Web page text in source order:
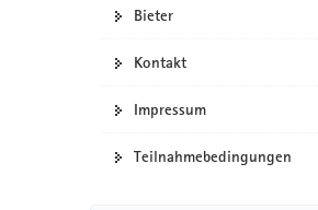
Bieter
Kontakt
Impressum
Teilnahmebedingungen